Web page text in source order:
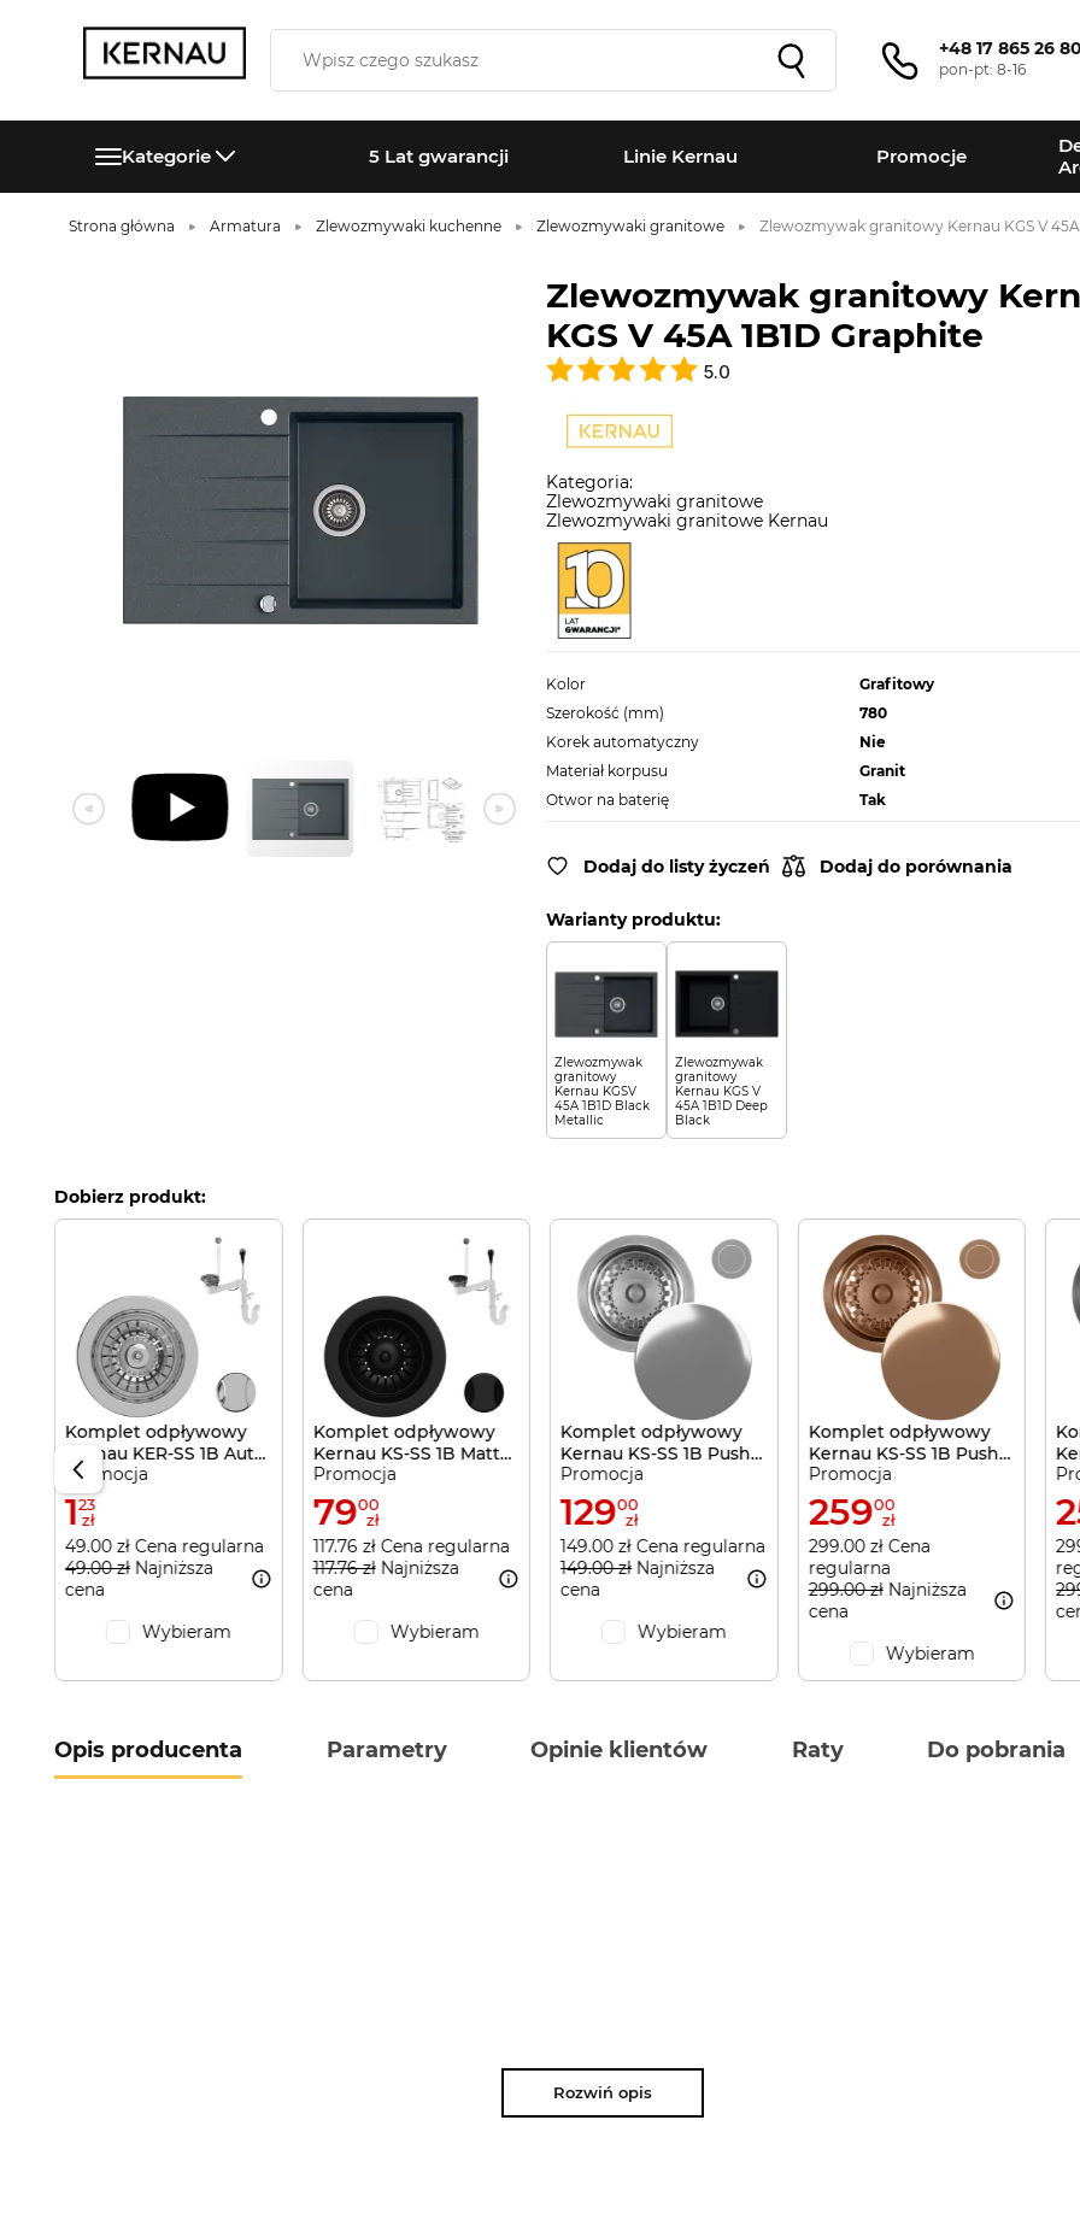
+48 17 865 26 80
pon-pt: 8-16
Kategorie 5 Lat gwarancji Linie Kernau Promocje
Strona główna Armatura Zlewozmywaki kuchenne Zlewozmywaki granitowe Zlewozmywak granitowy Kernau KGS V 45A
Zlewozmywak granitowy
KGS V 45A 1B1D Graphite
5.0
Kategoria:
Zlewozmywaki granitowe
Zlewozmywaki granitowe Kernau
Kolor
Grafitowy
Szerokość (mm)
780
Korek automatyczny
Nie
Materiał korpusu
Granit
Otwor na baterię
Tak
Dodaj do listy życzeń Dodaj do porównania
Warianty produktu:
Zlewozmywak
granitowy
Kernau KGSV
45A 1B1D Black
Metallic
Zlewozmywak
granitowy
Kernau KGS V
45A 1B1D Deep
Black
Dobierz produkt:
Komplet odpływowy
Kernau KER-SS 1B Aut
Silver
Promocja
123
zł
49.00 zł Cena regularna
49.00 złNajniższa
cena
Wybieram
Komplet odpływowy
Kernau KS-SS 1B Matt
Black
Promocja
7900
zł
117.76 zł Cena regularna
117.76 złNajniższa
cena
Wybieram
Komplet odpływowy
Kernau KS-SS 1B Push-
Push Silver
Promocja
12900
zł
149.00 zł Cena regularna
149.00 złNajniższa
cena
Wybieram
Komplet odpływowy
Kernau KS-SS 1B Push-
Push Copper
Promocja
25900
zł
299.00 zł Cena
regularna
299.00 złNajniższa
cena
Wybieram
Opis producenta Parametry Opinie klientów Raty Do pobrania
Rozwiń opis